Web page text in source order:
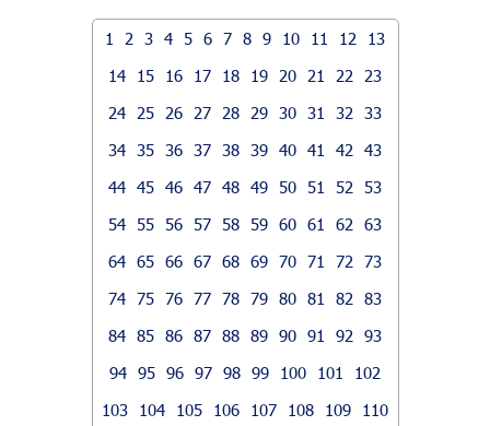
1 2 3 4 5 6 7 8 9 10 11 12
13
14
15 16 17 18 19 20 21 22
23
24
25 26 27 28 29 30 31 32
33
34 35 36 37 38 39 40 41 42
43
44 45 46 47 48 49 50 51 52
53
54 55 56 57 58 59 60 61 62
63
64 65 66 67 68 69 70 71 72
73
74 75 76 77 78 79 80 81 82
83
84 85 86 87 88 89 90 91 92
93
94 95 96 97 98 99 100 101
102
103
104 105 106 107 108 109
110